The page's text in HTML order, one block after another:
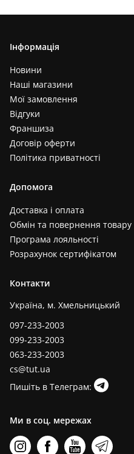
Інформація
Новини
Наші магазини
Мої замовлення
Відгуки
Франшиза
Договір оферти
Політика приватності
Допомога
Доставка і оплата
Обмін та повернення товару
Програма лояльності
Розрахунок сертифікатом
Контакти
Україна, м. Хмельницький
097-233-2003
099-233-2003
063-233-2003
cs@tut.ua
Пишіть в Телеграм:
Ми в соц. мережах